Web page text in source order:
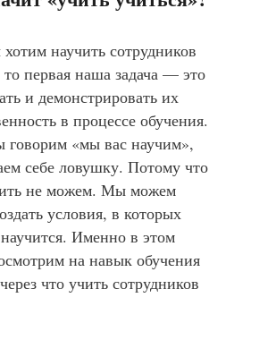
научить сотрудников
то первая наша задача — это
и демонстрировать их
в процессе обучения.
говорим «мы вас научим»,
себе ловушку. Потому что
не можем. Мы можем
условия, в которых
Именно в этом
на навык обучения
что учить сотрудников